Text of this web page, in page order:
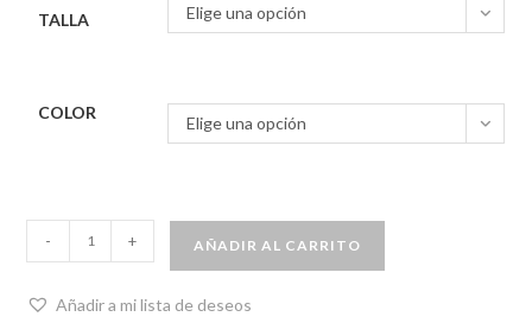
TALLA Elige una opción
COLOR
Elige una opción
- + AÑADIR AL CARRITO
Añadir a mi lista de deseos